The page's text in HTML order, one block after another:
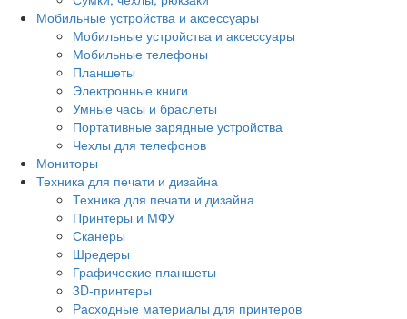
Мобильные устройства и аксессуары
Мобильные устройства и аксессуары
Мобильные телефоны
Планшеты
Электронные книги
Умные часы и браслеты
Портативные зарядные устройства
Чехлы для телефонов
Мониторы
Техника для печати и дизайна
Техника для печати и дизайна
Принтеры и МФУ
Сканеры
Шредеры
Графические планшеты
3D-принтеры
Расходные материалы для принтеров